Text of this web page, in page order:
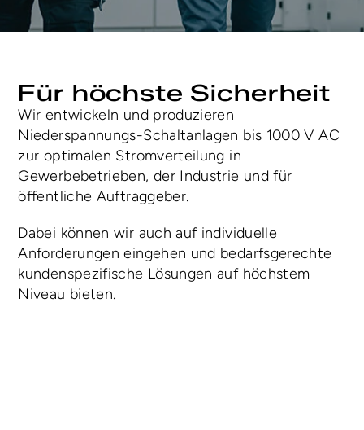
Für höchste Sicherheit
Wir entwickeln und produzieren
Niederspannungs-Schaltanlagen bis 1000 V AC
zur optimalen Stromverteilung in
Gewerbebetrieben, der Industrie und für
öffentliche Auftraggeber.
Dabei können wir auch auf individuelle
Anforderungen eingehen und bedarfsgerechte
kundenspezifische Lösungen auf höchstem
Niveau bieten.